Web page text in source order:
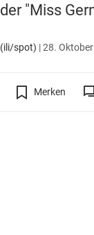
der "Miss
(ili/spot) |28.
Merken